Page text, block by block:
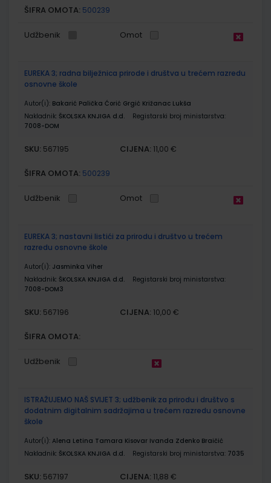
ŠIFRA OMOTA: 500239
Udžbenik Omot
EUREKA 3; radna bilježnica prirode i društva u trećem razredu
osnovne škole
Autor(i): Bakarić Palička Ćorić Grgić Križanac Lukša
Nakladnik: ŠKOLSKA KNJIGA d.d.
Registarski broj ministarstva:
7008-DOM
SKU: 567195 CIJENA: 11,00 €
ŠIFRA OMOTA: 500239
Udžbenik Omot
EUREKA 3; nastavni listići za prirodu i društvo u trećem
razredu osnovne škole
Autor(i): Jasminka Viher
Nakladnik: ŠKOLSKA KNJIGA d.d.
Registarski broj ministarstva:
7008-DOM3
SKU: 567196 CIJENA: 10,00 €
ŠIFRA OMOTA:
Udžbenik
ISTRAŽUJEMO NAŠ SVIJET 3; udžbenik za prirodu i društvo s
dodatnim digitalnim sadržajima u trećem razredu osnovne
škole
Autor(i): Alena Letina Tamara Kisovar Ivanda Zdenko Braičić
Nakladnik: ŠKOLSKA KNJIGA d.d. Registarski broj ministarstva: 7035
SKU: 567197 CIJENA: 11,88 €